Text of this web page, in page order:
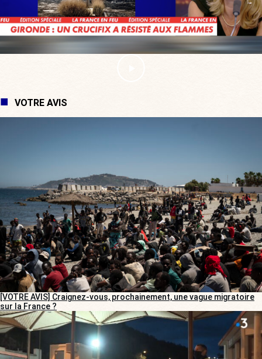
VOTRE AVIS
[VOTRE AVIS] Craignez-vous, prochainement, une vague migratoire
sur la France ?